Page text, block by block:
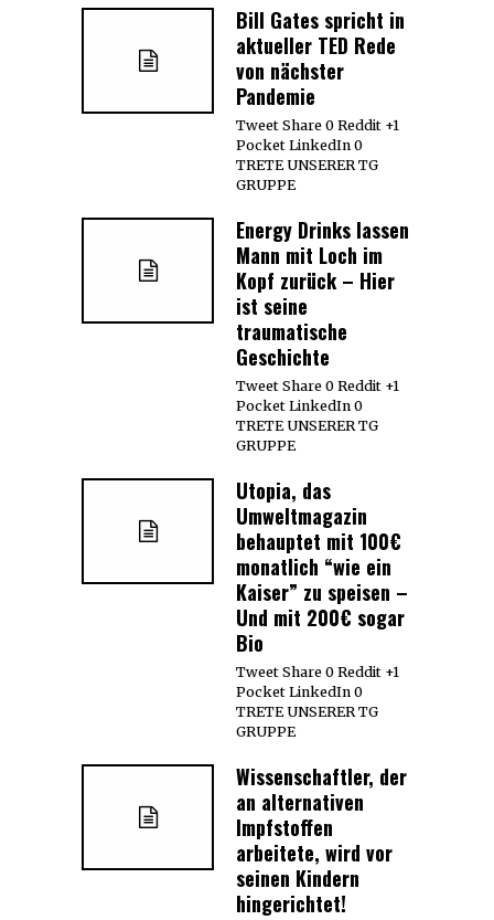
Bill Gates spricht in
aktueller TED Rede
von nächster
Pandemie
Tweet Share 0 Reddit +1
Pocket LinkedIn 0
TRETE UNSERER TG
GRUPPE
Energy Drinks lassen
Mann mit Loch im
Kopf zurück – Hier
ist seine
traumatische
Geschichte
Tweet Share 0 Reddit +1
Pocket LinkedIn 0
TRETE UNSERER TG
GRUPPE
Utopia, das
Umweltmagazin
behauptet mit 100€
monatlich “wie ein
Kaiser” zu speisen –
Und mit 200€ sogar
Bio
Tweet Share 0 Reddit +1
Pocket LinkedIn 0
TRETE UNSERER TG
GRUPPE
Wissenschaftler, der
an alternativen
Impfstoffen
arbeitete, wird vor
seinen Kindern
hingerichtet!